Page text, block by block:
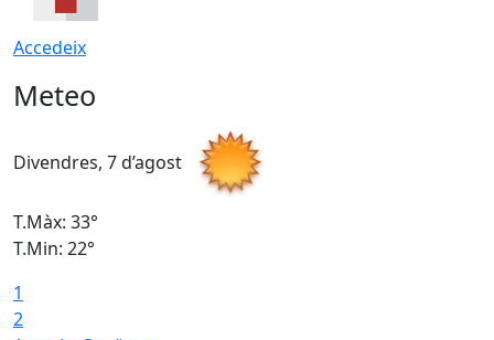
Accedeix
Meteo
Divendres, 7 d’agost
T.Màx: 33°
T.Min: 22°
1
2